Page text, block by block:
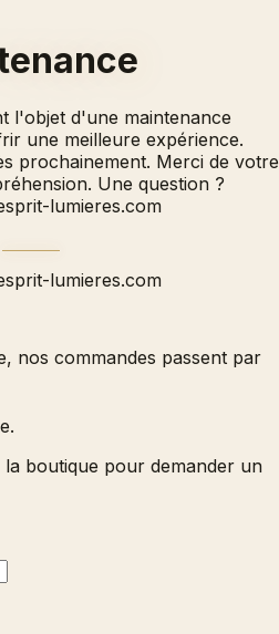
l'objet d'une maintenance
une meilleure expérience.
prochainement. Merci de votre
Une question ?
lumieres.com
lumieres.com
nos commandes passent par
la boutique pour demander un